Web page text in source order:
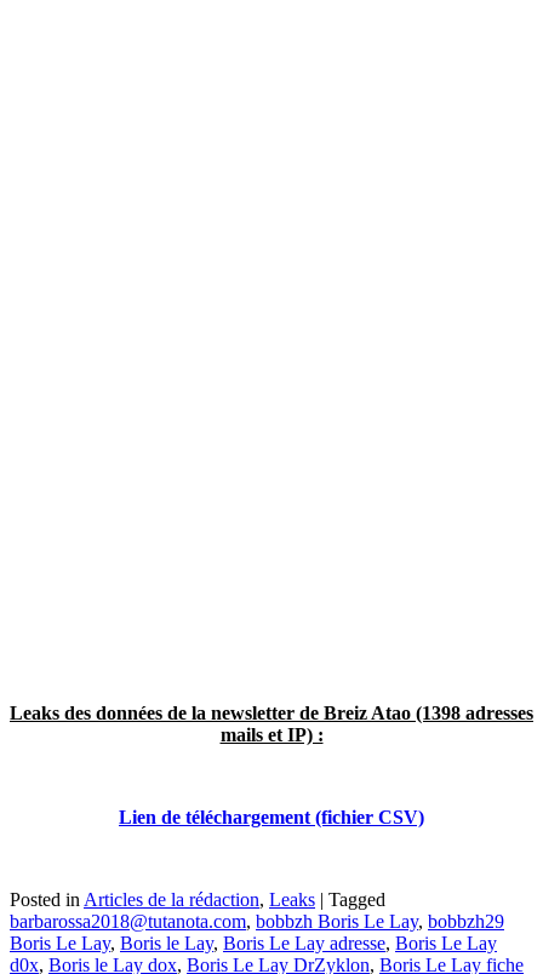
Leaks des données de la newsletter de Breiz Atao (1398 adresses
mails et IP) :
Lien de téléchargement (fichier CSV)
Posted in Articles de la rédaction, Leaks | Tagged
barbarossa2018@tutanota.com, bobbzh Boris Le Lay, bobbzh29
Boris Le Lay, Boris le Lay, Boris Le Lay adresse, Boris Le Lay
d0x, Boris le Lay dox, Boris Le Lay DrZyklon, Boris Le Lay fiche